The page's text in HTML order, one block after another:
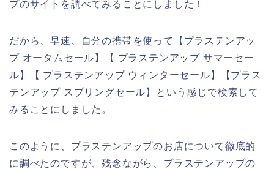
プのサイトを調べてみることにしました！
だから、早速、自分の携帯を使って【プラステンアッ
プ オータムセール】【 プラステンアップ サマーセー
ル】【 プラステンアップ ウィンターセール】【プラス
テンアップ スプリングセール】という感じで検索して
みることにしました。
このように、プラステンアップのお店について徹底的
に調べたのですが、残念ながら、プラステンアップの